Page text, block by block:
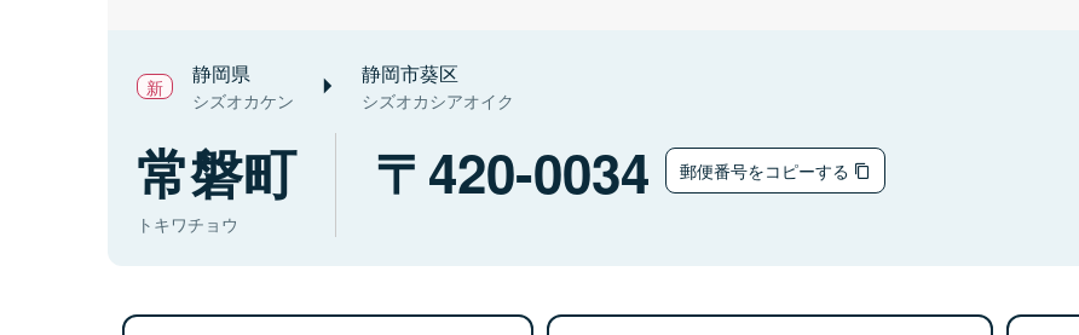
静岡県
シズオカケン
静岡市葵区
シズオカシアオイク
常磐町
トキワチョウ
420-0034 郵便番号をコピーする